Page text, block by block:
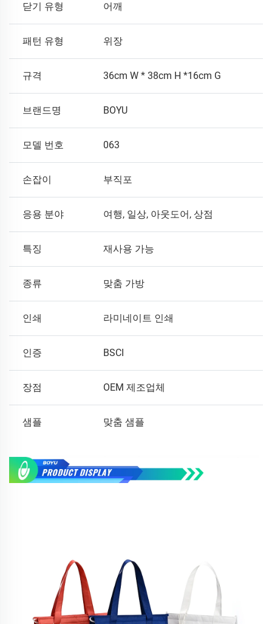
닫기 유형 어깨
패턴 유형 위장
규격 36cm W * 38cm H *16cm G
브랜드명 BOYU
모델 번호 063
손잡이 부직포
응용 분야 여행, 일상, 아웃도어, 상점
특징 재사용 가능
종류 맞춤 가방
인쇄 라미네이트 인쇄
인증 BSCI
장점 OEM 제조업체
샘플 맞춤 샘플